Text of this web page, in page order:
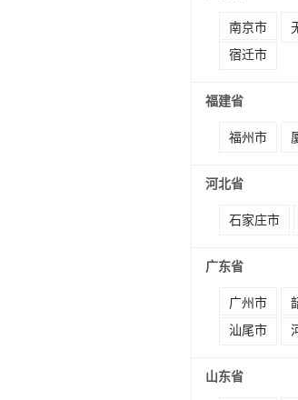
南京市
宿迁市
福建省
福州市
河北省
石家庄市
广东省
广州市
汕尾市
山东省